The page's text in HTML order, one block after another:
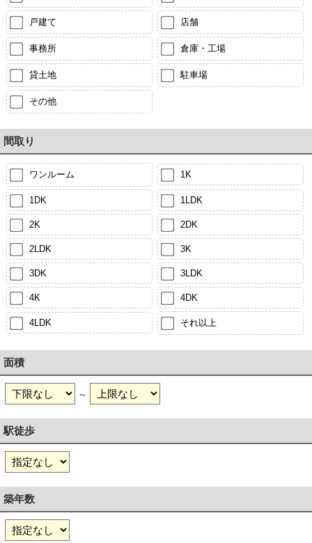
戸建て 店舗
事務所 倉庫・工場
貸土地 駐車場
その他
間取り
ワンルーム 1K
1DK 1LDK
2K 2DK
2LDK 3K
3DK 3LDK
4K 4DK
4LDK それ以上
面積
～
駅徒歩
築年数